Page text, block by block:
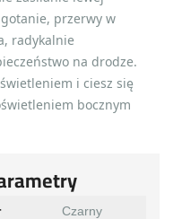
przerwy w
radykalnie
na drodze.
i ciesz się
bocznym
Czarny